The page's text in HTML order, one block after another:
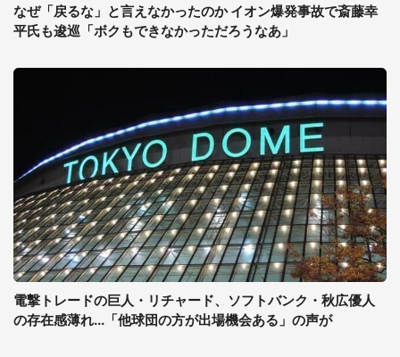
なぜ「戻るな」と言えなかったのか イオン爆発事故で斎藤幸
平氏も逡巡「ボクもできなかっただろうなあ」
電撃トレードの巨人・リチャード、ソフトバンク・秋広優人
の存在感薄れ...「他球団の方が出場機会ある」の声が